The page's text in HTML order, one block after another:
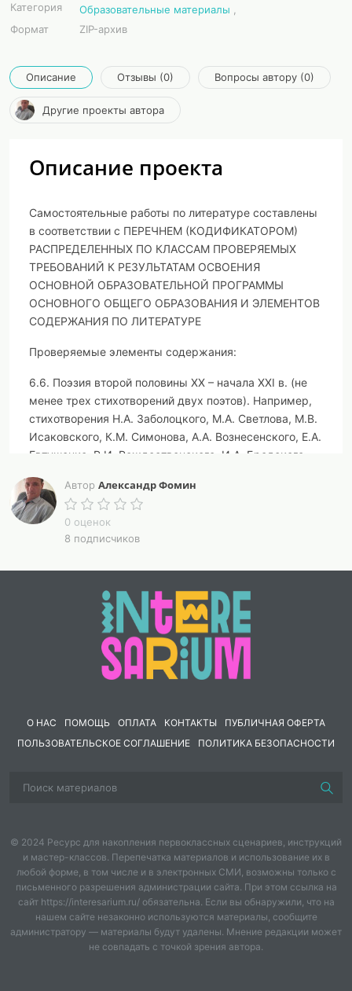
Категория
Образовательные материалы
Формат
ZIP-архив
Описание Отзывы (0) Вопросы автору (0)
Другие проекты автора
Описание проекта
Самостоятельные работы по литературе составлены
в соответствии с ПЕРЕЧНЕМ (КОДИФИКАТОРОМ)
РАСПРЕДЕЛЕННЫХ ПО КЛАССАМ ПРОВЕРЯЕМЫХ
ТРЕБОВАНИЙ К РЕЗУЛЬТАТАМ ОСВОЕНИЯ
ОСНОВНОЙ ОБРАЗОВАТЕЛЬНОЙ ПРОГРАММЫ
ОСНОВНОГО ОБЩЕГО ОБРАЗОВАНИЯ И ЭЛЕМЕНТОВ
СОДЕРЖАНИЯ ПО ЛИТЕРАТУРЕ
Проверяемые элементы содержания:
6.6. Поэзия второй половины XX – начала XXI в. (не
менее трех стихотворений двух поэтов). Например,
стихотворения Н.А. Заболоцкого, М.А. Светлова, М.В.
Исаковского, К.М. Симонова, А.А. Вознесенского, Е.А.
Евтушенко, Р.И. Рождественского, И.А. Бродского,
7.1. У. Шекспир. Сонеты (один-два по выбору).
Например, N 66 «Измучась всем, я умереть хочу...»,
N 130 «Ее глаза на звезды не похожи...»
7.2. У. Шекспир. Трагедия «Ромео и Джульетта»
(фрагменты по выбору)
7.3. Ж.-Б. Мольер. Комедия «Мещанин во
дворянстве» (фрагменты по выбору)
К каждому проверяемому элементу содержания
типа. На отдельном листе приведены ответы для
удобства контроля учителем или для самоконтроля
Автор Александр Фомин
0 оценок
8 подписчиков
О НАС ПОМОЩЬ ОПЛАТА КОНТАКТЫ
ПУБЛИЧНАЯ ОФЕРТА
ПОЛЬЗОВАТЕЛЬСКОЕ СОГЛАШЕНИЕ
ПОЛИТИКА БЕЗОПАСНОСТИ
© 2024 Ресурс для накопления первоклассных сценариев, инструкций
и мастер-классов. Перепечатка материалов и использование их в
любой форме, в том числе и в электронных СМИ, возможны только с
письменного разрешения администрации сайта. При этом ссылка на
сайт https://interesarium.ru/ обязательна. Если вы обнаружили, что на
нашем сайте незаконно используются материалы, сообщите
администратору — материалы будут удалены. Мнение редакции может
не совпадать с точкой зрения автора.